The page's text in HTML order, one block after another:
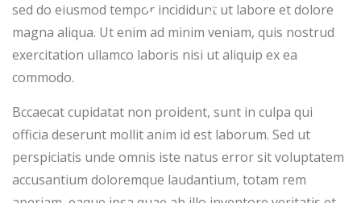
sed do eiusmod tempor incididunt ut labore et dolore
magna aliqua. Ut enim ad minim veniam, quis nostrud
exercitation ullamco laboris nisi ut aliquip ex ea
commodo.
Bccaecat cupidatat non proident, sunt in culpa qui
officia deserunt mollit anim id est laborum. Sed ut
perspiciatis unde omnis iste natus error sit voluptatem
accusantium doloremque laudantium, totam rem